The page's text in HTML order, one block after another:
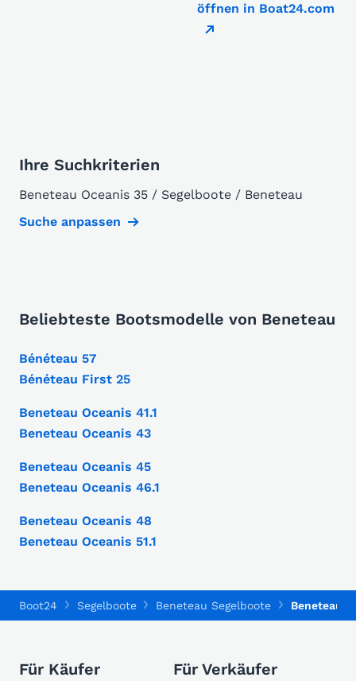
öffnen in Boat24.com
Ihre Suchkriterien
Beneteau Oceanis 35 / Segelboote / Beneteau
Suche anpassen
Beliebteste Bootsmodelle von Beneteau
Bénéteau 57
Bénéteau First 25
Beneteau Oceanis 41.1
Beneteau Oceanis 43
Beneteau Oceanis 45
Beneteau Oceanis 46.1
Beneteau Oceanis 48
Beneteau Oceanis 51.1
Boot24 Segelboote Beneteau Segelboote Beneteau
Für Käufer Für Verkäufer